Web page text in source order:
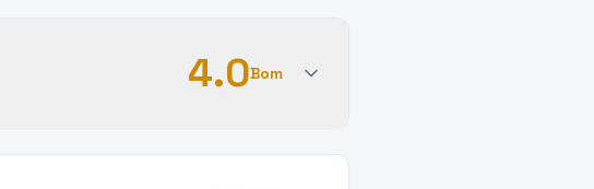
4.0Bom